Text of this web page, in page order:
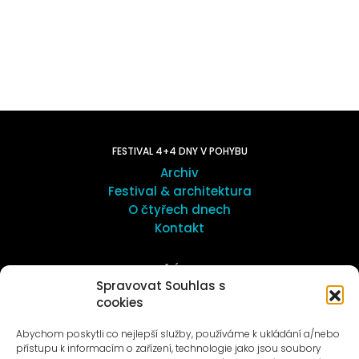
Spravovat Souhlas s
cookies
Abychom poskytli co nejlepší služby, používáme k ukládání a/nebo
přístupu k informacím o zařízení, technologie jako jsou soubory
FESTIVAL 4+4 DNY V POHYBU
Archiv
Festival & architektura
O čtyřech dnech
Kontakt
UMĚNÍ VENKU
Galerie ProLuka
O umění v Motole